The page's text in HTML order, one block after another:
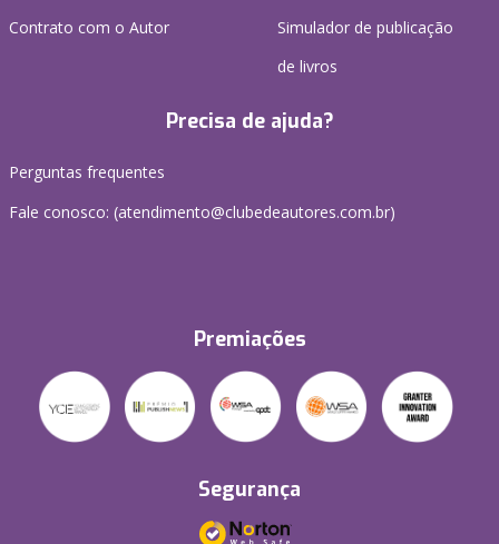
Contrato com o Autor
Simulador de publicação
de livros
Precisa de ajuda?
Perguntas frequentes
Fale conosco: (atendimento@clubedeautores.com.br)
Premiações
Segurança